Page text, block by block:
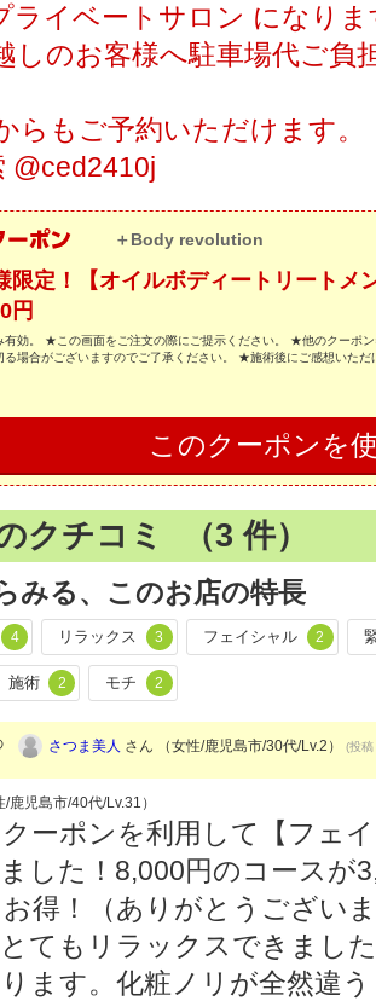
ライベートサロン になりま
しのお客様へ駐車場代ご負
らもご予約いただけます。
@ced2410j
＋Body revolution
定！【オイルボディートリートメ
円
効。 ★この画面をご注文の際にご提示ください。 ★他のクーポ
る場合がございますのでご了承ください。 ★施術後にご感想いただ
このクーポンを
クチコミ （3 件）
みる、このお店の特長
4 リラックス 3 フェイシャル 2
施術 2 モチ 2
さつま美人 さん （女性/鹿児島市/30代/Lv.2） (投
鹿児島市/40代/Lv.31）
ーポンを利用して【フェ
した！8,000円のコースが
得！（ありがとうござい
てもリラックスできまし
ます。化粧ノリが全然違